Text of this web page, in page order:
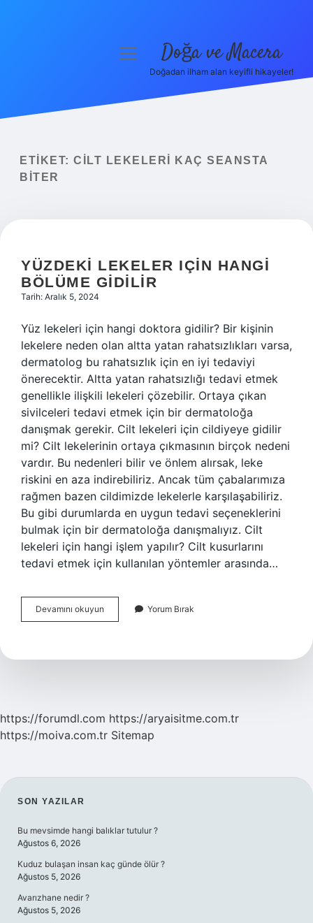
Yasal Uyarı
menüyü Doğa ve Macera
Doğadan ilham alan keyifli hikayeler!
ETIKET: CILT LEKELERI KAÇ SEANSTA
BITER
YÜZDEKI LEKELER IÇIN HANGI
BÖLÜME GIDILIR
Tarih: Aralık 5, 2024
Yüz lekeleri için hangi doktora gidilir? Bir kişinin
lekelere neden olan altta yatan rahatsızlıkları varsa,
dermatolog bu rahatsızlık için en iyi tedaviyi
önerecektir. Altta yatan rahatsızlığı tedavi etmek
genellikle ilişkili lekeleri çözebilir. Ortaya çıkan
sivilceleri tedavi etmek için bir dermatoloğa
danışmak gerekir. Cilt lekeleri için cildiyeye gidilir
mi? Cilt lekelerinin ortaya çıkmasının birçok nedeni
vardır. Bu nedenleri bilir ve önlem alırsak, leke
riskini en aza indirebiliriz. Ancak tüm çabalarımıza
rağmen bazen cildimizde lekelerle karşılaşabiliriz.
Bu gibi durumlarda en uygun tedavi seçeneklerini
bulmak için bir dermatoloğa danışmalıyız. Cilt
lekeleri için hangi işlem yapılır? Cilt kusurlarını
tedavi etmek için kullanılan yöntemler arasında…
Devamını okuyun Yüzdeki
Lekeler
Bölüme
Yorum Bırak
https://forumdl.com https://aryaisitme.com.tr
https://moiva.com.tr Sitemap
SIDEBAR
SON YAZILAR
Bu mevsimde hangi balıklar tutulur ?
Ağustos 6, 2026
Kuduz bulaşan insan kaç günde ölür ?
Ağustos 5, 2026
Avarızhane nedir ?
Ağustos 5, 2026